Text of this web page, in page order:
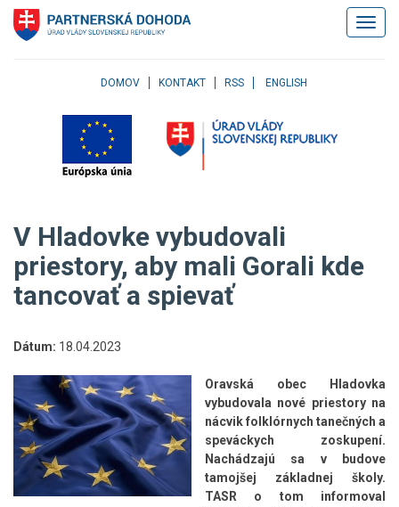
Klávesové
skratky
Skočiť
menu
na
užívateľské
menu
na
stránky
DOMOV KONTAKT RSS ENGLISH
V Hladovke vybudovali
priestory, aby mali Gorali kde
tancovať a spievať
Dátum: 18.04.2023
Oravská obec Hladovka
vybudovala nové priestory na
nácvik folklórnych tanečných a
speváckych zoskupení.
Nachádzajú sa v budove
tamojšej základnej školy.
TASR o tom informoval